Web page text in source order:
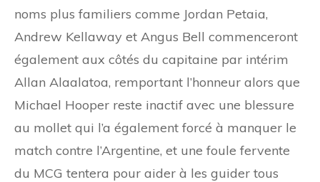
noms plus familiers comme Jordan Petaia,
Andrew Kellaway et Angus Bell commenceront
également aux côtés du capitaine par intérim
Allan Alaalatoa, remportant l’honneur alors que
Michael Hooper reste inactif avec une blessure
au mollet qui l’a également forcé à manquer le
match contre l’Argentine, et une foule fervente
du MCG tentera pour aider à les guider tous